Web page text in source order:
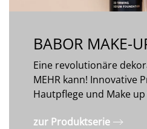
BABOR MAKE-
Eine revolutionäre
MEHR kann! Innovative
Hautpflege und Make
zur Produktserie